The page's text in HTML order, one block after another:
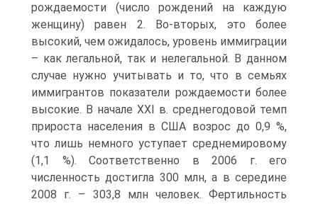
рождаемости (число рождений на каждую
женщину) равен 2. Во-вторых, это более
высокий, чем ожидалось, уровень иммиграции
– как легальной, так и нелегальной. В данном
случае нужно учитывать и то, что в семьях
иммигрантов показатели рождаемости более
высокие. В начале XXI в. среднегодовой темп
прироста населения в США возрос до 0,9 %,
что лишь немного уступает среднемировому
(1,1 %). Соответственно в 2006 г. его
численность достигла 300 млн, а в середине
2008 г. – 303,8 млн человек. Фертильность